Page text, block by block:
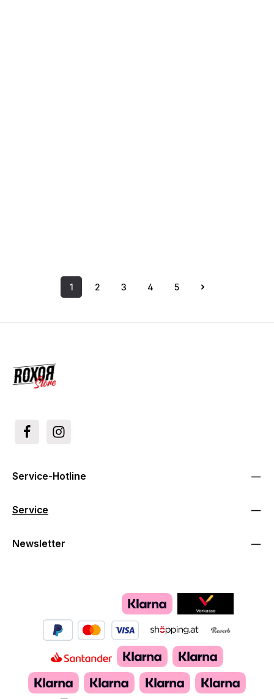
Seite
1
Seite
2
Seite
3
Seite
4
Seite
5
Service-Hotline
Service
Newsletter